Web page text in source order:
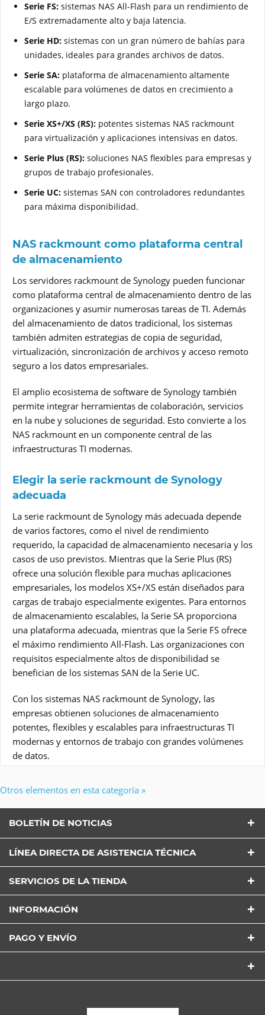
Serie FS: sistemas NAS All-Flash para un rendimiento de
E/S extremadamente alto y baja latencia.
Serie HD: sistemas con un gran número de bahías para
unidades, ideales para grandes archivos de datos.
Serie SA: plataforma de almacenamiento altamente
escalable para volúmenes de datos en crecimiento a
largo plazo.
Serie XS+/XS (RS): potentes sistemas NAS rackmount
para virtualización y aplicaciones intensivas en datos.
Serie Plus (RS): soluciones NAS flexibles para empresas y
grupos de trabajo profesionales.
Serie UC: sistemas SAN con controladores redundantes
para máxima disponibilidad.
NAS rackmount como plataforma central
de almacenamiento
Los servidores rackmount de Synology pueden funcionar
como plataforma central de almacenamiento dentro de las
organizaciones y asumir numerosas tareas de TI. Además
del almacenamiento de datos tradicional, los sistemas
también admiten estrategias de copia de seguridad,
virtualización, sincronización de archivos y acceso remoto
seguro a los datos empresariales.
El amplio ecosistema de software de Synology también
permite integrar herramientas de colaboración, servicios
en la nube y soluciones de seguridad. Esto convierte a los
NAS rackmount en un componente central de las
infraestructuras TI modernas.
Elegir la serie rackmount de Synology
adecuada
La serie rackmount de Synology más adecuada depende
de varios factores, como el nivel de rendimiento
requerido, la capacidad de almacenamiento necesaria y los
casos de uso previstos. Mientras que la Serie Plus (RS)
ofrece una solución flexible para muchas aplicaciones
empresariales, los modelos XS+/XS están diseñados para
cargas de trabajo especialmente exigentes. Para entornos
de almacenamiento escalables, la Serie SA proporciona
una plataforma adecuada, mientras que la Serie FS ofrece
el máximo rendimiento All-Flash. Las organizaciones con
requisitos especialmente altos de disponibilidad se
benefician de los sistemas SAN de la Serie UC.
Con los sistemas NAS rackmount de Synology, las
empresas obtienen soluciones de almacenamiento
potentes, flexibles y escalables para infraestructuras TI
modernas y entornos de trabajo con grandes volúmenes
de datos.
Otros elementos en esta categoría »
BOLETÍN DE NOTICIAS
LÍNEA DIRECTA DE ASISTENCIA TÉCNICA
SERVICIOS DE LA TIENDA
INFORMACIÓN
PAGO Y ENVÍO